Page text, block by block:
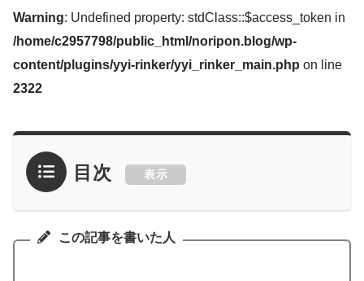
Warning: Undefined property: stdClass::$access_token in
/home/c2957798/public_html/noripon.blog/wp-
content/plugins/yyi-rinker/yyi_rinker_main.php on line
2322
目次 表示
この記事を書いた人